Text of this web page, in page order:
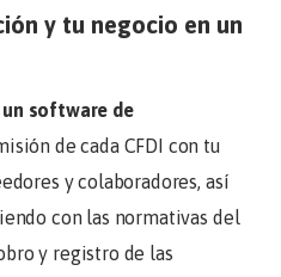
y tu negocio en un
un software de
de cada CFDI con tu
y colaboradores, así
con las normativas del
y registro de las